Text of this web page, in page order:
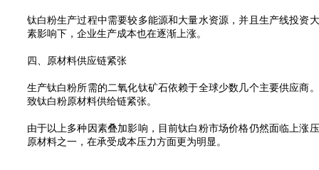
钛白粉生产过程中需要较多能源和大量水资源，并且生产线投资
素影响下，企业生产成本也在逐渐上涨。
四、原材料供应链紧张
生产钛白粉所需的二氧化钛矿石依赖于全球少数几个主要供应商
致钛白粉原材料供给链紧张。
由于以上多种因素叠加影响，目前钛白粉市场价格仍然面临上涨
原材料之一，在承受成本压力方面更为明显。